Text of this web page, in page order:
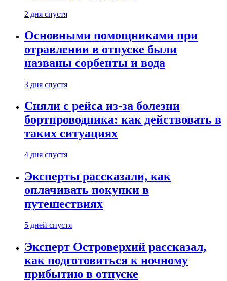
2 дня спустя
Основными помощниками при
отравлении в отпуске были
названы сорбенты и вода
3 дня спустя
Сняли с рейса из-за болезни
бортпроводника: как действовать в
таких ситуациях
4 дня спустя
Эксперты рассказали, как
оплачивать покупки в
путешествиях
5 дней спустя
Эксперт Островерхий рассказал,
как подготовиться к ночному
прибытию в отпуске